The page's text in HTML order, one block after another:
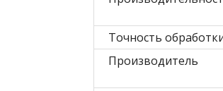
Точность
Производитель